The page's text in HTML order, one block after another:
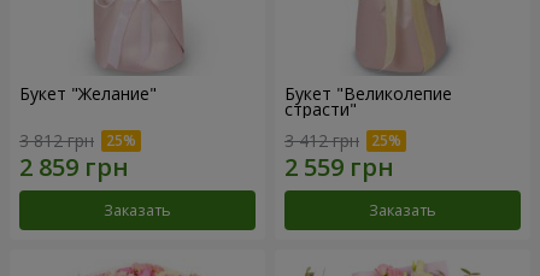
Букет "Желание"
3 812 грн
Заказать
Букет "Великолепие
страсти"
3 412 грн
Заказать